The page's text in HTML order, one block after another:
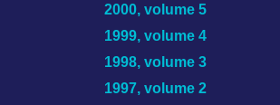
2000, volume 5
1999, volume 4
1998, volume 3
1997, volume 2